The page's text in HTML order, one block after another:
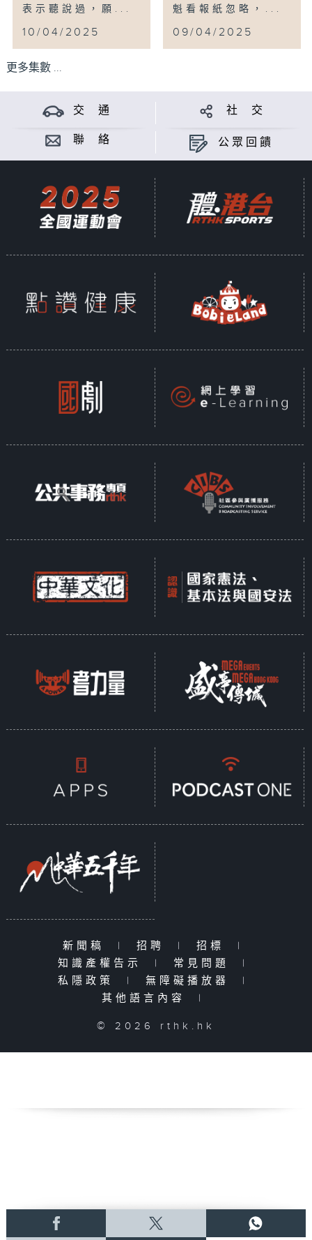
表示聽說過，願...
10/04/2025
魁看報紙忽略，...
09/04/2025
更多集數 ...
交 通 社 交
聯 絡 公眾回饋
新聞稿 | 招聘 | 招標
|
知識產權告示
| 常見問題
|
私隱政策
| 無障礙播放器
|
其他語言內容
|
© 2026 rthk.hk